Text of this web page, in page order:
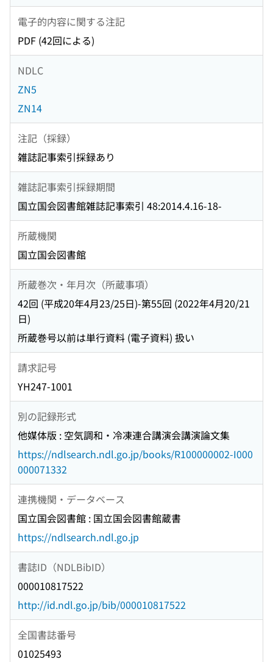
電子的内容に関する注記
PDF (42回による)
NDLC
ZN5
ZN14
注記（採録）
雑誌記事索引採録あり
雑誌記事索引採録期間
国立国会図書館雑誌記事索引 48:2014.4.16-18-
所蔵機関
国立国会図書館
所蔵巻次・年月次（所蔵事項）
42回 (平成20年4月23/25日)-第55回 (2022年4月20/21
日)
所蔵巻号以前は単行資料 (電子資料) 扱い
請求記号
YH247-1001
別の記録形式
他媒体版 : 空気調和・冷凍連合講演会講演論文集
https://ndlsearch.ndl.go.jp/books/R100000002-I000
000071332
連携機関・データベース
国立国会図書館 : 国立国会図書館蔵書
https://ndlsearch.ndl.go.jp
書誌ID（NDLBibID）
000010817522
http://id.ndl.go.jp/bib/000010817522
全国書誌番号
01025493